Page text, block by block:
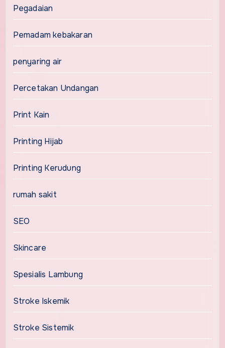
Pegadaian
Pemadam kebakaran
penyaring air
Percetakan Undangan
Print Kain
Printing Hijab
Printing Kerudung
rumah sakit
SEO
Skincare
Spesialis Lambung
Stroke Iskemik
Stroke Sistemik